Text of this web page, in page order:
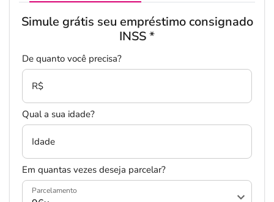
Simule grátis seu empréstimo consignado
INSS*
De quanto você precisa?
R$
Qual a sua idade?
Idade
Em quantas vezes deseja parcelar?
Parcelamento